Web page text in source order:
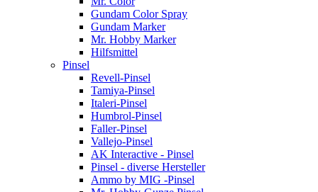
Gundam Color Spray
Gundam Marker
Mr. Hobby Marker
Hilfsmittel
Pinsel
Revell-Pinsel
Tamiya-Pinsel
Italeri-Pinsel
Humbrol-Pinsel
Faller-Pinsel
Vallejo-Pinsel
AK Interactive - Pinsel
Pinsel - diverse Hersteller
Ammo by MIG -Pinsel